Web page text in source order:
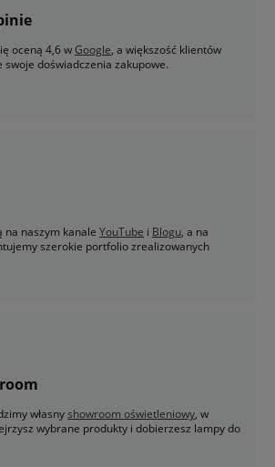
oceną 4,6 wGoogle, a większość klientów
swoje doświadczenia zakupowe.
na naszym kanale YouTube i Blogu, a na
szerokie portfolio zrealizowanych
własnyshowroom oświetleniowy, w
wybrane produkty i dobierzesz lampy do